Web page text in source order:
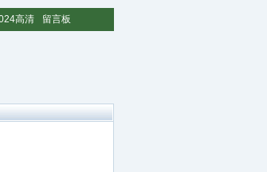
高清 留言板